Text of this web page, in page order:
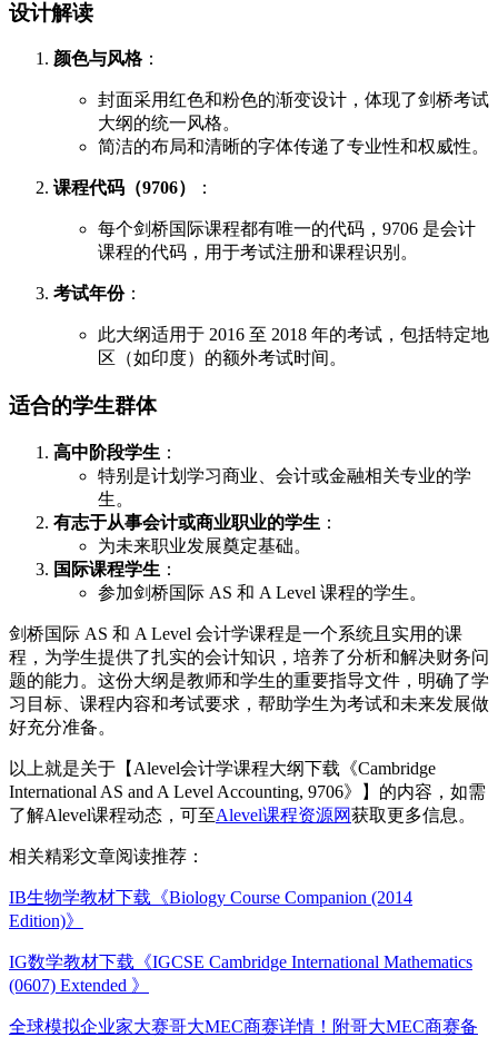
设计解读
颜色与风格：
封面采用红色和粉色的渐变设计，体现了剑桥考试
大纲的统一风格。
简洁的布局和清晰的字体传递了专业性和权威性。
课程代码（9706） ：
每个剑桥国际课程都有唯一的代码，9706 是会计
课程的代码，用于考试注册和课程识别。
考试年份：
此大纲适用于 2016 至 2018 年的考试，包括特定地
区（如印度）的额外考试时间。
适合的学生群体
高中阶段学生 ：
特别是计划学习商业、会计或金融相关专业的学
生。
有志于从事会计或商业职业的学生 ：
为未来职业发展奠定基础。
国际课程学生 ：
参加剑桥国际 AS 和 A Level 课程的学生。
剑桥国际 AS 和 A Level 会计学课程是一个系统且实用的课
程，为学生提供了扎实的会计知识，培养了分析和解决财务问
题的能力。这份大纲是教师和学生的重要指导文件，明确了学
习目标、课程内容和考试要求，帮助学生为考试和未来发展做
好充分准备。
以上就是关于【Alevel会计学课程大纲下载《Cambridge
International AS and A Level Accounting, 9706》】的内容，如需
了解Alevel课程动态，可至Alevel课程资源网获取更多信息。
相关精彩文章阅读推荐：
IB生物学教材下载《Biology Course Companion (2014
Edition)》
IG数学教材下载《IGCSE Cambridge International Mathematics
(0607) Extended 》
全球模拟企业家大赛哥大MEC商赛详情！附哥大MEC商赛备